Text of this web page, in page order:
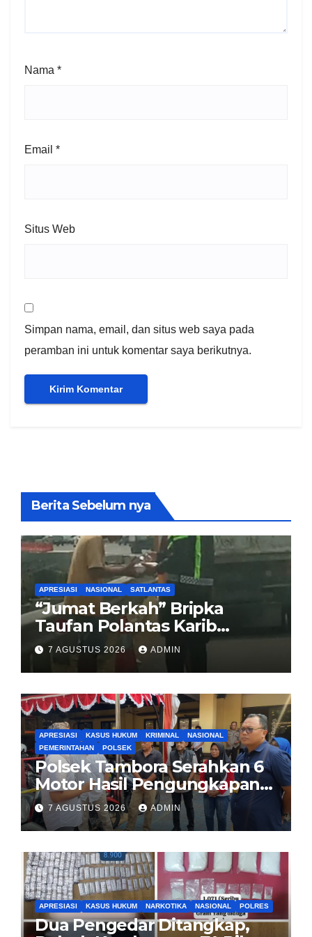
Nama *
Email *
Situs Web
Simpan nama, email, dan situs web saya pada
peramban ini untuk komentar saya berikutnya.
Berita Sebelum nya
APRESIASI NASIONAL SATLANTAS
“Jumat Berkah” Bripka
Taufan Polantas Karib
Bagikan Nasi Kotak untuk
Sopir Truk yang Mogok di KM
00 Pondok Aren
7 AGUSTUS 2026 ADMIN
APRESIASI KASUS HUKUM KRIMINAL
NASIONAL
PEMERINTAHAN
POLSEK
Polsek Tambora Serahkan 6
Motor Hasil Pengungkapan
Kasus Curanmor Kepada
Pemilik Yang sah
7 AGUSTUS 2026 ADMIN
APRESIASI KASUS HUKUM NARKOTIKA NASIONAL POLRES
Dua Pengedar Ditangkap,